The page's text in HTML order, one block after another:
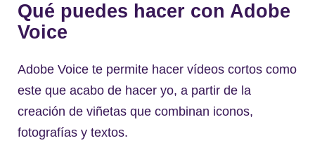
Qué puedes hacer con Adobe
Voice
Adobe Voice te permite hacer vídeos cortos como
este que acabo de hacer yo, a partir de la
creación de viñetas que combinan iconos,
fotografías y textos.